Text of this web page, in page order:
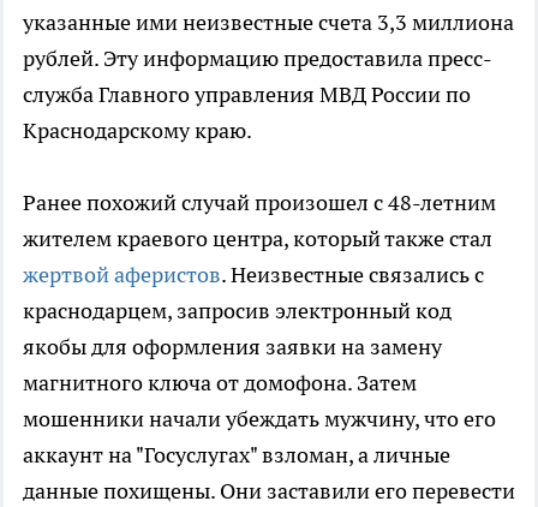
указанные ими неизвестные счета 3,3 миллиона
рублей. Эту информацию предоставила пресс-
служба Главного управления МВД России по
Краснодарскому краю.
Ранее похожий случай произошел с 48-летним
жителем краевого центра, который также стал
жертвой аферистов. Неизвестные связались с
краснодарцем, запросив электронный код
якобы для оформления заявки на замену
магнитного ключа от домофона. Затем
мошенники начали убеждать мужчину, что его
аккаунт на "Госуслугах" взломан, а личные
данные похищены. Они заставили его перевести